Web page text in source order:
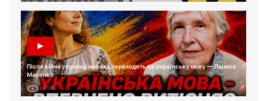
Після війни українці масово переходять на українську мову — Лариса
Масенко
206